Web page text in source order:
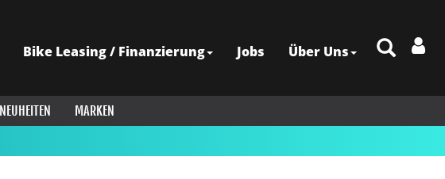
Bike Leasing / Finanzierung Jobs Über Uns
NEUHEITEN
MARKEN